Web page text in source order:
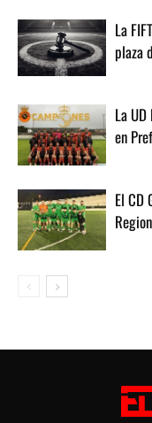
La
plaza
La
en
El CD